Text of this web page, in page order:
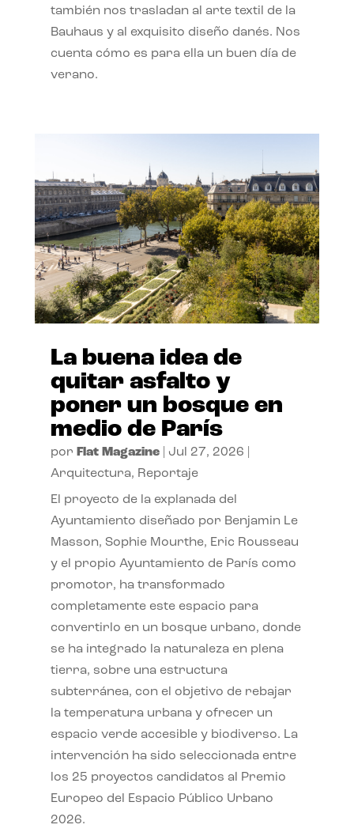
también nos trasladan al arte textil de la
Bauhaus y al exquisito diseño danés. Nos
cuenta cómo es para ella un buen día de
verano.
La buena idea de
quitar asfalto y
poner un bosque en
medio de París
por Flat Magazine| Jul 27, 2026
Arquitectura, Reportaje
El proyecto de la explanada del
Ayuntamiento diseñado por Benjamin Le
Masson, Sophie Mourthe, Eric Rousseau
y el propio Ayuntamiento de París como
promotor, ha transformado
completamente este espacio para
convertirlo en un bosque urbano, donde
se ha integrado la naturaleza en plena
tierra, sobre una estructura
subterránea, con el objetivo de rebajar
la temperatura urbana y ofrecer un
espacio verde accesible y biodiverso. La
intervención ha sido seleccionada entre
los 25 proyectos candidatos al Premio
Europeo del Espacio Público Urbano
2026.